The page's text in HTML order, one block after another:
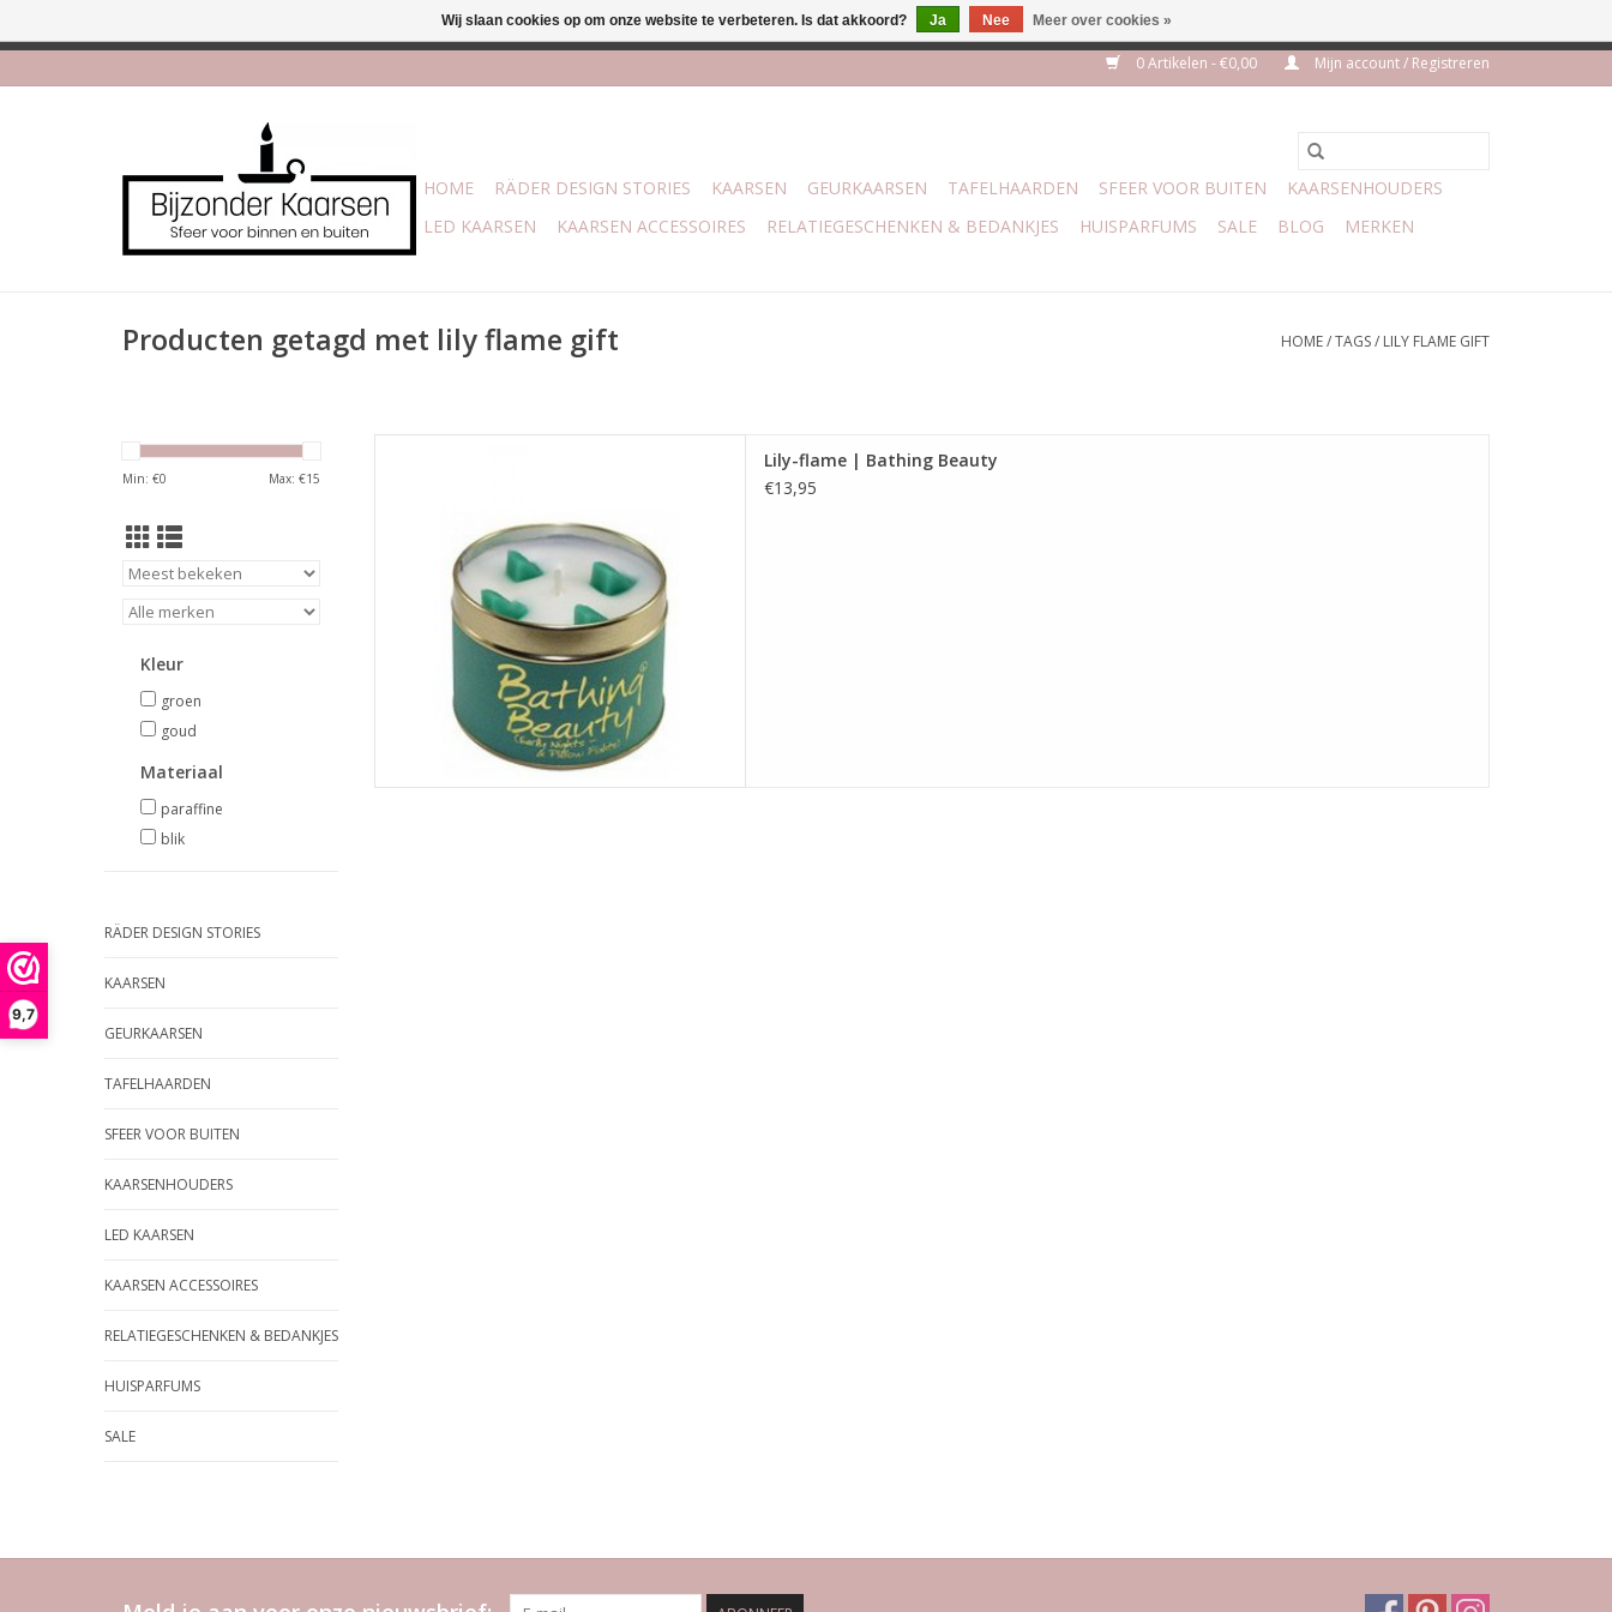
9,7
0 Artikelen - €0,00 Mijn account / Registreren
HOME RÄDER DESIGN STORIES KAARSEN GEURKAARSEN TAFELHAARDEN SFEER VOOR BUITEN
KAARSENHOUDERS
LED KAARSEN
KAARSEN ACCESSOIRES RELATIEGESCHENKEN & BEDANKJES HUISPARFUMS SALE BLOG MERKEN
Producten getagd met lily flame gift HOME/TAGS/ LILY FLAME GIFT
Min: €0 Max: €15
Kleur
groen
goud
Materiaal
paraffine
blik
RÄDER DESIGN STORIES
KAARSEN
GEURKAARSEN
TAFELHAARDEN
SFEER VOOR BUITEN
KAARSENHOUDERS
LED KAARSEN
KAARSEN ACCESSOIRES
RELATIEGESCHENKEN & BEDANKJES
HUISPARFUMS
SALE
Lily-flame | Bathing Beauty
€13,95
Wij slaan cookies op om onze website te verbeteren. Is dat akkoord? Ja Nee Meer over cookies »
Afhalen is mogelijk bij Trotz Woon & Cadeau | Belvederelaan 107 Zwolle | boven de 70 euro geen verzendkosten